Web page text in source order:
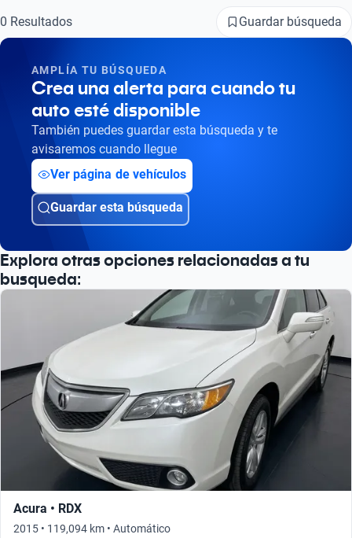
Busca por versión
Busca por año
0 Resultados Guardar búsqueda
AMPLÍA TU BÚSQUEDA
Crea una alerta para cuando tu
auto esté disponible
También puedes guardar esta búsqueda y te
avisaremos cuando llegue
Ver página de vehículos
Guardar esta búsqueda
Explora otras opciones relacionadas a tu
busqueda:
Acura • RDX
2015 • 119,094 km • Automático